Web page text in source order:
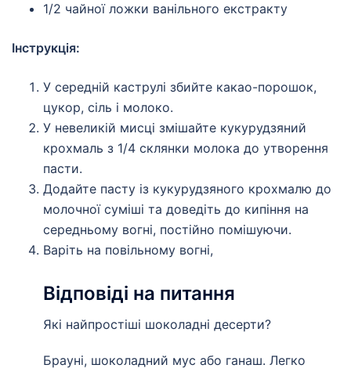
1/2 чайної ложки ванільного екстракту
Інструкція:
У середній каструлі збийте какао-порошок,
цукор, сіль і молоко.
У невеликій мисці змішайте кукурудзяний
крохмаль з 1/4 склянки молока до утворення
пасти.
Додайте пасту із кукурудзяного крохмалю до
молочної суміші та доведіть до кипіння на
середньому вогні, постійно помішуючи.
Варіть на повільному вогні,
Відповіді на питання
Які найпростіші шоколадні десерти?
Брауні, шоколадний мус або ганаш. Легко